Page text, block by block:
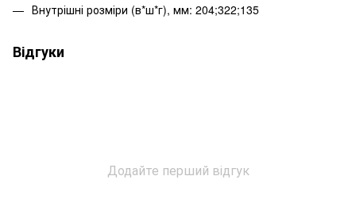
Внутрішні розміри (в*ш*г), мм: 204;322;135
Відгуки
Додайте перший відгук